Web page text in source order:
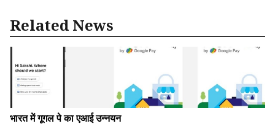
Related News
भारत में गूगल पे का एआई उन्नयन